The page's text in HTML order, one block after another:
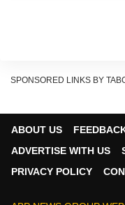
'ঠিক ওই সময়েই
SPONSORED LINKS BY
ABOUT US
ADVERTISE WITH US
PRIVACY POLICY